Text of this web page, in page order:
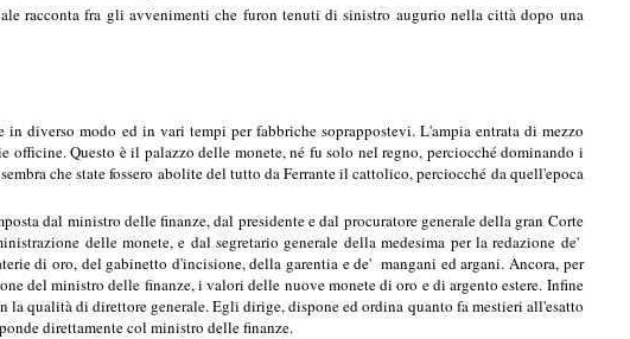
racconta fra gli avvenimenti che furon tenuti di sinistro augurio nella città dopo una
diverso modo ed in vari tempi per fabbriche soprappostevi. L'ampia entrata di mezzo
Questo è il palazzo delle monete, né fu solo nel regno, perciocché dominando i
che state fossero abolite del tutto da Ferrante il cattolico, perciocché da quell'epoca
dal ministro delle finanze, dal presidente e dal procuratore generale della gran Corte
delle monete, e dal segretario generale della medesima per la redazione de'
di oro, del gabinetto d'incisione, della garentia e de' mangani ed argani. Ancora, per
del ministro delle finanze, i valori delle nuove monete di oro e di argento estere. Infine
qualità di direttore generale. Egli dirige, dispone ed ordina quanto fa mestieri all'esatto
direttamente col ministro delle finanze.